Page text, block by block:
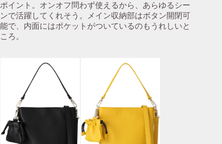
ポイント。オンオフ問わず使えるから、あらゆるシー
ンで活躍してくれそう。メイン収納部はボタン開閉可
能で、内面にはポケットがついているのもうれしいと
ころ。